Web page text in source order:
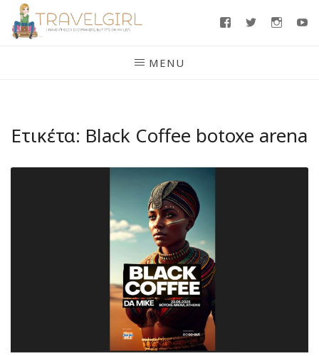
Skip
FacebookTwitter
MENU
Ετικέτα: Black Coffee botoxe arena